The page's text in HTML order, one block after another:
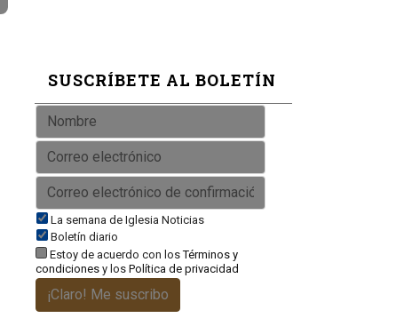
SUSCRÍBETE AL BOLETÍN
La semana de Iglesia Noticias
Boletín diario
Estoy de acuerdo con losTérminos y
condiciones y los Política de privacidad
¡Claro! Me suscribo